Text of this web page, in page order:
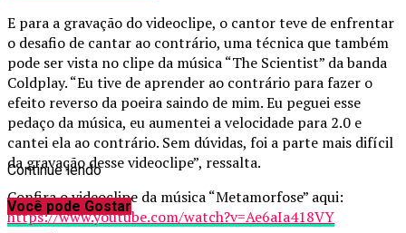
E para a gravação do videoclipe, o cantor teve de enfrentar
o desafio de cantar ao contrário, uma técnica que também
pode ser vista no clipe da música “The Scientist” da banda
Coldplay. “Eu tive de aprender ao contrário para fazer o
efeito reverso da poeira saindo de mim. Eu peguei esse
pedaço da música, eu aumentei a velocidade para 2.0 e
cantei ela ao contrário. Sem dúvidas, foi a parte mais difícil
da gravação desse videoclipe”, ressalta.
Confira o videoclipe da música “Metamorfose” aqui:
https://www.youtube.com/watch?v=Ae6aIa418VY
Continue lendo
Você pode Gostar